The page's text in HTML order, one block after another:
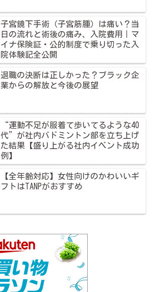
子宮鏡下手術（子宮筋腫）は痛い？当
日の流れと術後の痛み、入院費用｜マ
イナ保険証・公的制度で乗り切った入
院体験記全公開
退職の決断は正しかった？ブラック企
業からの解放と今後の展望
“運動不足が服着て歩いてるような40
代”が社内バドミントン部を立ち上げ
た結果【盛り上がる社内イベント成功
例】
【全年齢対応】女性向けのかわいいギ
フトはTANPがおすすめ